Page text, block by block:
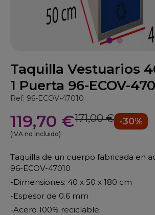
Taquilla Vestuarios
1 Puerta 96-ECOV-
Ref: 96-ECOV-47010
119,70 €171,00 € -30%
(IVA no incluido)
Taquilla de un cuerpo fabricada en
96-ECOV-47010
-Dimensiones: 40 x 50 x 180 cm
-Espesor de 0.6 mm
-Acero 100% reciclable.